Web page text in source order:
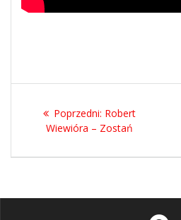
wpisu
Poprzedni: Poprzedni
wpis:
Robert
Wiewióra – Zostań